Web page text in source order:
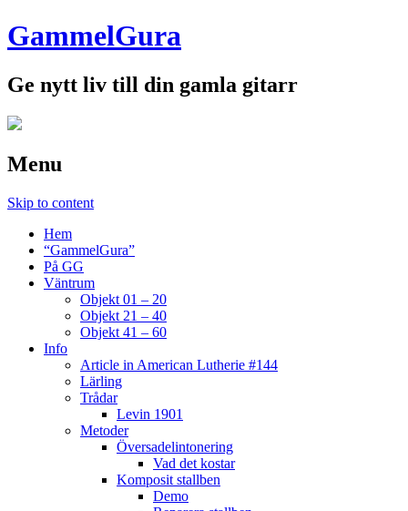
GammelGura
Ge nytt liv till din gamla gitarr
Menu
Skip to content
Hem
“GammelGura”
På GG
Väntrum
Objekt 01 – 20
Objekt 21 – 40
Objekt 41 – 60
Info
Article in American Lutherie #144
Lärling
Trådar
Levin 1901
Metoder
Översadelintonering
Vad det kostar
Komposit stallben
Demo